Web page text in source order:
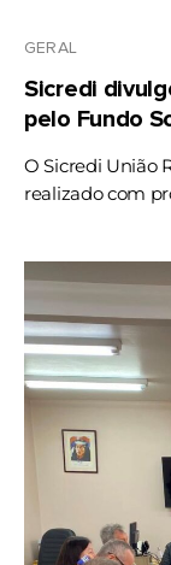
GERAL
Sicredi
pelo Fundo
O Sicredi União
realizado com